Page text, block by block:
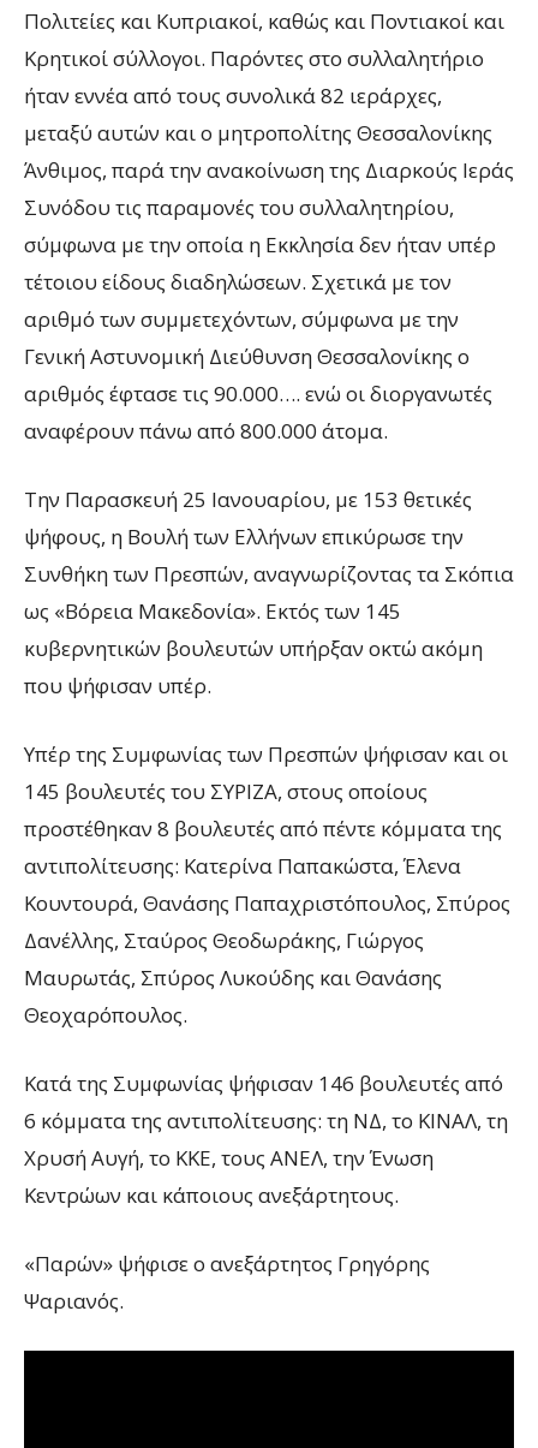
Πολιτείες και Κυπριακοί, καθώς και Ποντιακοί και
Κρητικοί σύλλογοι. Παρόντες στο συλλαλητήριο
ήταν εννέα από τους συνολικά 82 ιεράρχες,
μεταξύ αυτών και ο μητροπολίτης Θεσσαλονίκης
Άνθιμος, παρά την ανακοίνωση της Διαρκούς Ιεράς
Συνόδου τις παραμονές του συλλαλητηρίου,
σύμφωνα με την οποία η Εκκλησία δεν ήταν υπέρ
τέτοιου είδους διαδηλώσεων. Σχετικά με τον
αριθμό των συμμετεχόντων, σύμφωνα με την
Γενική Αστυνομική Διεύθυνση Θεσσαλονίκης ο
αριθμός έφτασε τις 90.000…. ενώ οι διοργανωτές
αναφέρουν πάνω από 800.000 άτομα.
Την Παρασκευή 25 Ιανουαρίου, με 153 θετικές
ψήφους, η Βουλή των Ελλήνων επικύρωσε την
Συνθήκη των Πρεσπών, αναγνωρίζοντας τα Σκόπια
ως «Βόρεια Μακεδονία». Εκτός των 145
κυβερνητικών βουλευτών υπήρξαν οκτώ ακόμη
που ψήφισαν υπέρ.
Υπέρ της Συμφωνίας των Πρεσπών ψήφισαν και οι
145 βουλευτές του ΣΥΡΙΖΑ, στους οποίους
προστέθηκαν 8 βουλευτές από πέντε κόμματα της
αντιπολίτευσης: Κατερίνα Παπακώστα, Έλενα
Κουντουρά, Θανάσης Παπαχριστόπουλος, Σπύρος
Δανέλλης, Σταύρος Θεοδωράκης, Γιώργος
Μαυρωτάς, Σπύρος Λυκούδης και Θανάσης
Θεοχαρόπουλος.
Κατά της Συμφωνίας ψήφισαν 146 βουλευτές από
6 κόμματα της αντιπολίτευσης: τη ΝΔ, το ΚΙΝΑΛ, τη
Χρυσή Αυγή, το ΚΚΕ, τους ΑΝΕΛ, την Ένωση
Κεντρώων και κάποιους ανεξάρτητους.
«Παρών» ψήφισε ο ανεξάρτητος Γρηγόρης
Ψαριανός.